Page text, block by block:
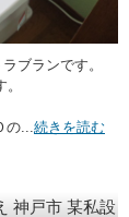
ブランです。
... 続きを読む
神戸市 某私設